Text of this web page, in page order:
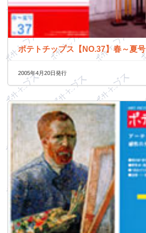
ポテトチップス【NO.37】春～夏号
2005年4月20日発行